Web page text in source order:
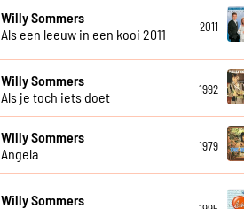
Willy Sommers
Als een leeuw in een kooi 2011
2011
Willy Sommers
Als je toch iets doet
1992
Willy Sommers
Angela
1979
Willy Sommers